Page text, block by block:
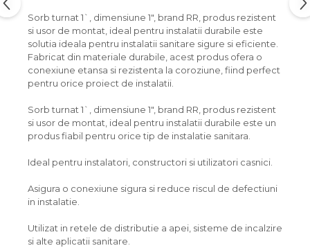
Sorb turnat 1`, dimensiune 1", brand RR, produs rezistent
si usor de montat, ideal pentru instalatii durabile este
solutia ideala pentru instalatii sanitare sigure si eficiente.
Fabricat din materiale durabile, acest produs ofera o
conexiune etansa si rezistenta la coroziune, fiind perfect
pentru orice proiect de instalatii.
Sorb turnat 1`, dimensiune 1", brand RR, produs rezistent
si usor de montat, ideal pentru instalatii durabile este un
produs fiabil pentru orice tip de instalatie sanitara.
Ideal pentru instalatori, constructori si utilizatori casnici.
Asigura o conexiune sigura si reduce riscul de defectiuni
in instalatie.
Utilizat in retele de distributie a apei, sisteme de incalzire
si alte aplicatii sanitare.